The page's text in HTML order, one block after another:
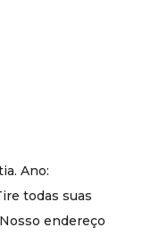
Ano:
todas suas
endereço